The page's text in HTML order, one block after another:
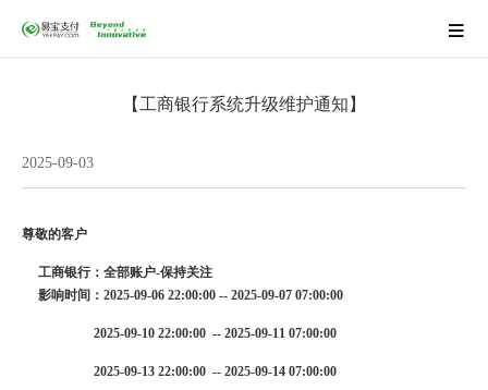
【工商银行系统升级维护通知】
2025-09-03
尊敬的客户
工商银行：全部账户-保持关注
影响时间： 2025-09-06 22:00:00 -- 2025-09-07 07:00:00
2025-09-10 22:00:00  -- 2025-09-11 07:00:00
2025-09-13 22:00:00  -- 2025-09-14 07:00:00